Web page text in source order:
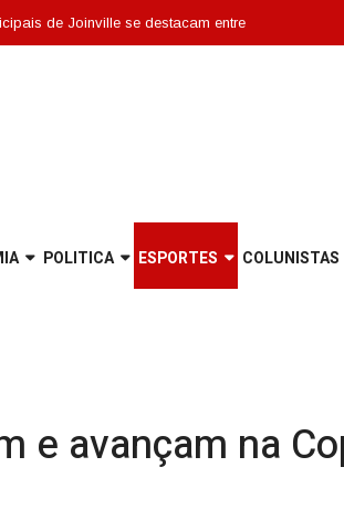
se destacam entre as dez melhores de
POLITICA ESPORTES COLUNISTAS
e avançam na